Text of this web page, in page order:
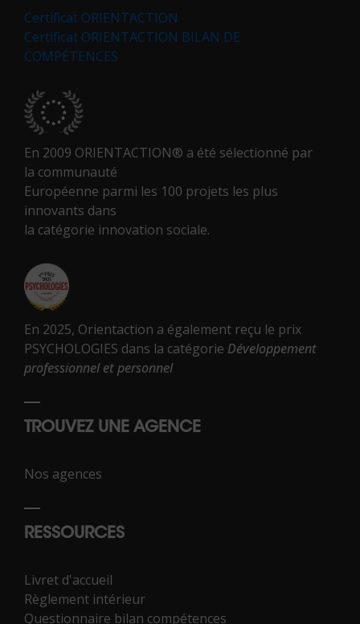
Certificat ORIENTACTION
Certificat ORIENTACTION BILAN DE
COMPÉTENCES
En 2009 ORIENTACTION® a été sélectionné par
la communauté
Européenne parmi les 100 projets les plus
innovants dans
la catégorie innovation sociale.
En 2025, Orientaction a également reçu le prix
PSYCHOLOGIES dans la catégorie Développement
professionnel et personnel
TROUVEZ UNE AGENCE
Nos agences
RESSOURCES
Livret d'accueil
Règlement intérieur
Questionnaire bilan compétences